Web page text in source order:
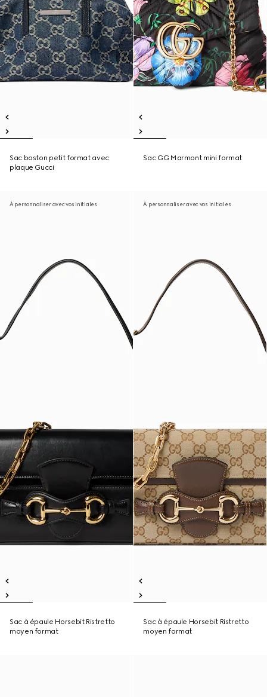
Sac boston petit format avec
plaque Gucci
Sac GG Marmont mini format
À personnaliser avec vos initiales
Sac à épaule Horsebit Ristretto
moyen format
À personnaliser avec vos initiales
Sac à épaule Horsebit Ristretto
moyen format